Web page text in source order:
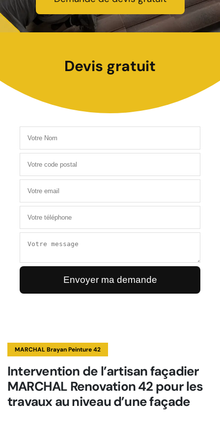
Devis gratuit
MARCHAL Brayan Peinture 42
Intervention de l’artisan façadier
MARCHAL Renovation 42 pour les
travaux au niveau d’une façade